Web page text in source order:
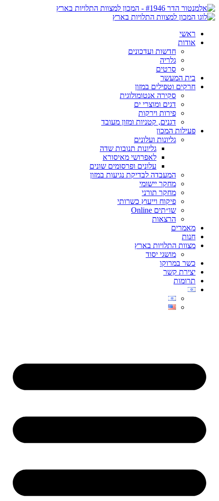
ראשי
אודות
חדשות ועדכונים
גלריה
סרטים
בית המעשר
חרקים וטפילים במזון
סקירה אנטומולוגית
דגים ומוצרי ים
פירות וירקות
דגנים, קטניות ומזון מעובד
פעילות המכון
גליונות ועלונים
גליונות תנובות שדה
לאפרושי מאיסורא
עלונים ופרסומים שונים
המעבדה לבדיקת נגיעות במזון
מחקר יישומי
מחקר תורני
פיקוח וייעוץ כשרותי
שו״תים Online
הרצאות
מאמרים
חנות
מצוות התלויות בארץ
מושגי יסוד
כשר במרוקו
יצירת קשר
תרומות